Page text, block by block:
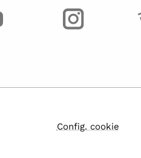
Config. cookie